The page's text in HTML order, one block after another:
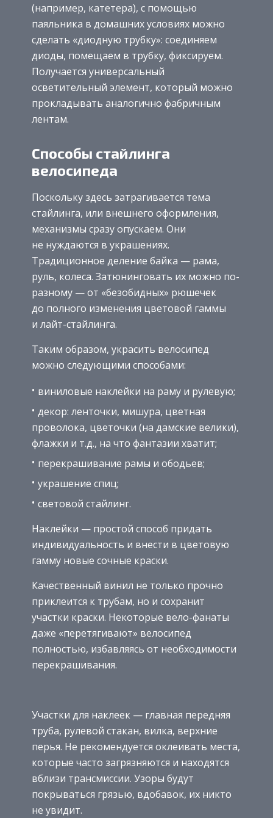
(например, катетера), с помощью
паяльника в домашних условиях можно
сделать «диодную трубку»: соединяем
диоды, помещаем в трубку, фиксируем.
Получается универсальный
осветительный элемент, который можно
прокладывать аналогично фабричным
лентам.
Способы стайлинга
велосипеда
Поскольку здесь затрагивается тема
стайлинга, или внешнего оформления,
механизмы сразу опускаем. Они
не нуждаются в украшениях.
Традиционное деление байка — рама,
руль, колеса. Затюнинговать их можно по-
разному — от «безобидных» рюшечек
до полного изменения цветовой гаммы
и лайт-стайлинга.
Таким образом, украсить велосипед
можно следующими способами:
виниловые наклейки на раму и рулевую;
декор: ленточки, мишура, цветная
проволока, цветочки (на дамские велики),
флажки и т.д., на что фантазии хватит;
перекрашивание рамы и ободьев;
украшение спиц;
световой стайлинг.
Наклейки — простой способ придать
индивидуальность и внести в цветовую
гамму новые сочные краски.
Качественный винил не только прочно
приклеится к трубам, но и сохранит
участки краски. Некоторые вело-фанаты
даже «перетягивают» велосипед
полностью, избавляясь от необходимости
перекрашивания.
Участки для наклеек — главная передняя
труба, рулевой стакан, вилка, верхние
перья. Не рекомендуется оклеивать места,
которые часто загрязняются и находятся
вблизи трансмиссии. Узоры будут
покрываться грязью, вдобавок, их никто
не увидит.